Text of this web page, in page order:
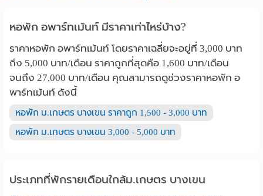
หอพัก อพาร์ทเม้นท์ มีราคาเท่าไหร่บ้าง?
ราคาหอพัก อพาร์ทเม้นท์ โดยราคาเฉลี่ยจะอยู่ที่ 3,000 บาท
ถึง 5,000 บาท/เดือน ราคาถูกที่สุดคือ 1,600 บาท/เดือน
จนถึง 27,000 บาท/เดือน คุณสามารถดูช่วงราคาหอพัก อ
พาร์ทเม้นท์ ดังนี้
หอพัก ม.เกษตร บางเขน ราคาถูก 1,500 - 3,000 บาท
หอพัก ม.เกษตร บางเขน 3,000 - 5,000 บาท
ประเภทที่พักรายเดือนใกล้ม.เกษตร บางเขน